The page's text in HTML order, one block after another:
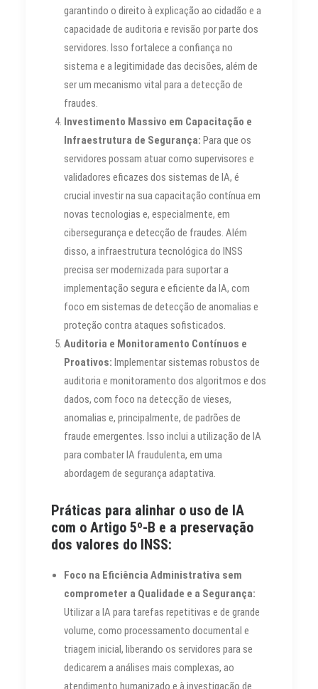
garantindo o direito à explicação ao cidadão e a
capacidade de auditoria e revisão por parte dos
servidores. Isso fortalece a confiança no
sistema e a legitimidade das decisões, além de
ser um mecanismo vital para a detecção de
fraudes.
Investimento Massivo em Capacitação e
Infraestrutura de Segurança: Para que os
servidores possam atuar como supervisores e
validadores eficazes dos sistemas de IA, é
crucial investir na sua capacitação contínua em
novas tecnologias e, especialmente, em
cibersegurança e detecção de fraudes. Além
disso, a infraestrutura tecnológica do INSS
precisa ser modernizada para suportar a
implementação segura e eficiente da IA, com
foco em sistemas de detecção de anomalias e
proteção contra ataques sofisticados.
Auditoria e Monitoramento Contínuos e
Proativos: Implementar sistemas robustos de
auditoria e monitoramento dos algoritmos e dos
dados, com foco na detecção de vieses,
anomalias e, principalmente, de padrões de
fraude emergentes. Isso inclui a utilização de IA
para combater IA fraudulenta, em uma
abordagem de segurança adaptativa.
Práticas para alinhar o uso de IA
com o Artigo 5º-B e a preservação
dos valores do INSS:
Foco na Eficiência Administrativa sem
comprometer a Qualidade e a Segurança:
Utilizar a IA para tarefas repetitivas e de grande
volume, como processamento documental e
triagem inicial, liberando os servidores para se
dedicarem a análises mais complexas, ao
atendimento humanizado e à investigação de